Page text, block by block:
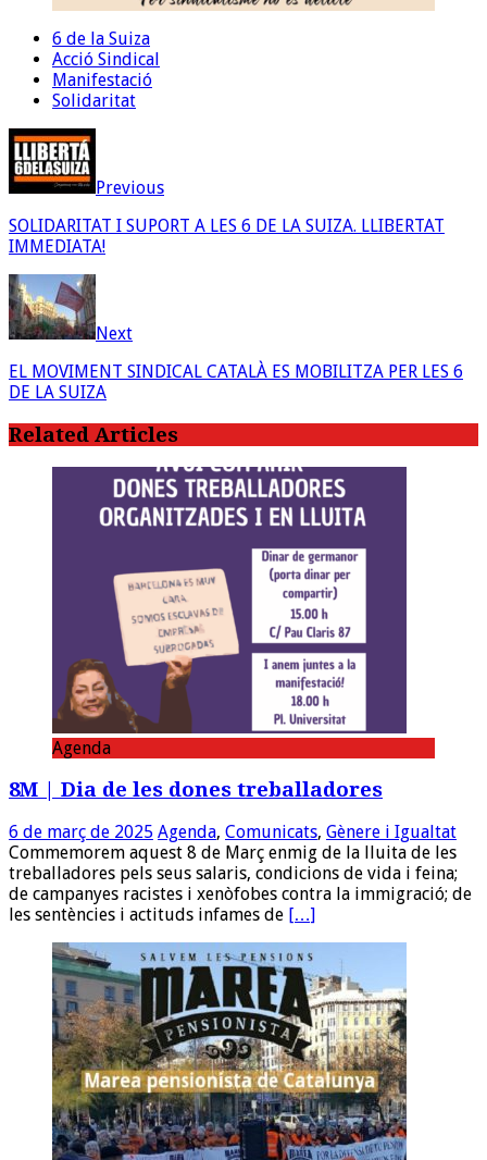
6 de la Suiza
Acció Sindical
Manifestació
Solidaritat
Previous
SOLIDARITAT I SUPORT A LES 6 DE LA SUIZA. LLIBERTAT
IMMEDIATA!
Next
EL MOVIMENT SINDICAL CATALÀ ES MOBILITZA PER LES 6
DE LA SUIZA
Related Articles
Agenda
8M | Dia de les dones treballadores
6 de març de 2025 Agenda, Comunicats, Gènere i Igualtat
Commemorem aquest 8 de Març enmig de la lluita de les
treballadores pels seus salaris, condicions de vida i feina;
de campanyes racistes i xenòfobes contra la immigració; de
les sentències i actituds infames de […]